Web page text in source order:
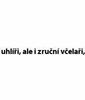
ale i zruční